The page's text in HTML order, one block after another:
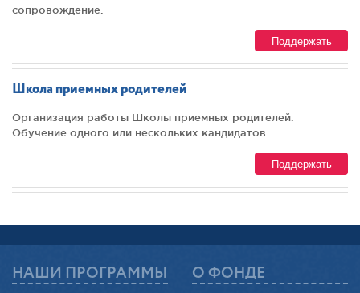
сопровождение.
Поддержать
Школа приемных родителей
Организация работы Школы приемных родителей.
Обучение одного или нескольких кандидатов.
Поддержать
НАШИ ПРОГРАММЫ О ФОНДЕ